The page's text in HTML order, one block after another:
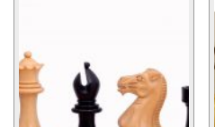
en
français
Tables